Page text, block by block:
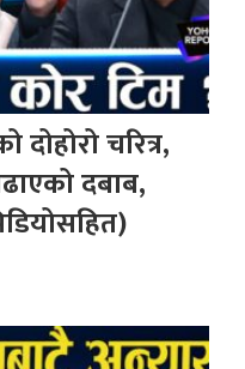
चरित्र,
दबाब,